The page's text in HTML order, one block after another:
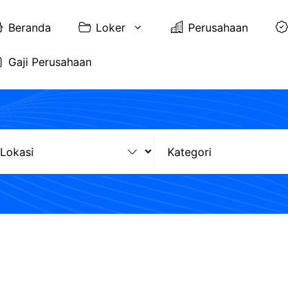
Beranda Loker Perusahaan
Gaji Perusahaan